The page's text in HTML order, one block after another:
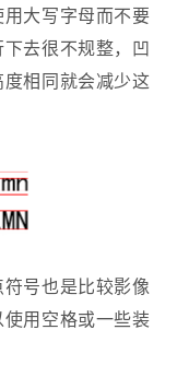
大写字母而不要
去很不规整，凹
相同就会减少这
号也是比较影像
用空格或一些装